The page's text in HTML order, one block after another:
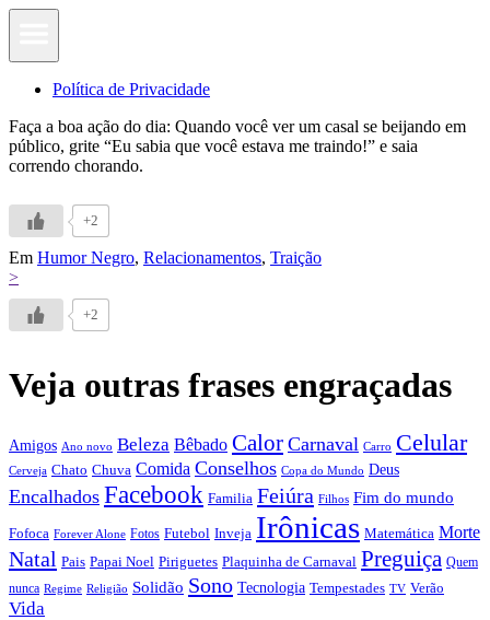
Política de Privacidade
Faça a boa ação do dia: Quando você ver um casal se beijando em
público, grite “Eu sabia que você estava me traindo!” e saia
correndo chorando.
+2
Em Humor Negro, Relacionamentos, Traição
>
+2
Veja outras frases engraçadas
Amigos Ano novo Beleza Bêbado Calor Carnaval Carro Celular
Cerveja Chato Chuva Comida Conselhos Copa do Mundo Deus
Encalhados Facebook Familia Feiúra Filhos Fim do mundo
Fofoca Forever Alone Fotos Futebol Inveja Irônicas Matemática Morte
Natal Pais Papai Noel Piriguetes Plaquinha de Carnaval Preguiça Quem
nunca Regime Religião Solidão Sono Tecnologia Tempestades TV Verão
Vida